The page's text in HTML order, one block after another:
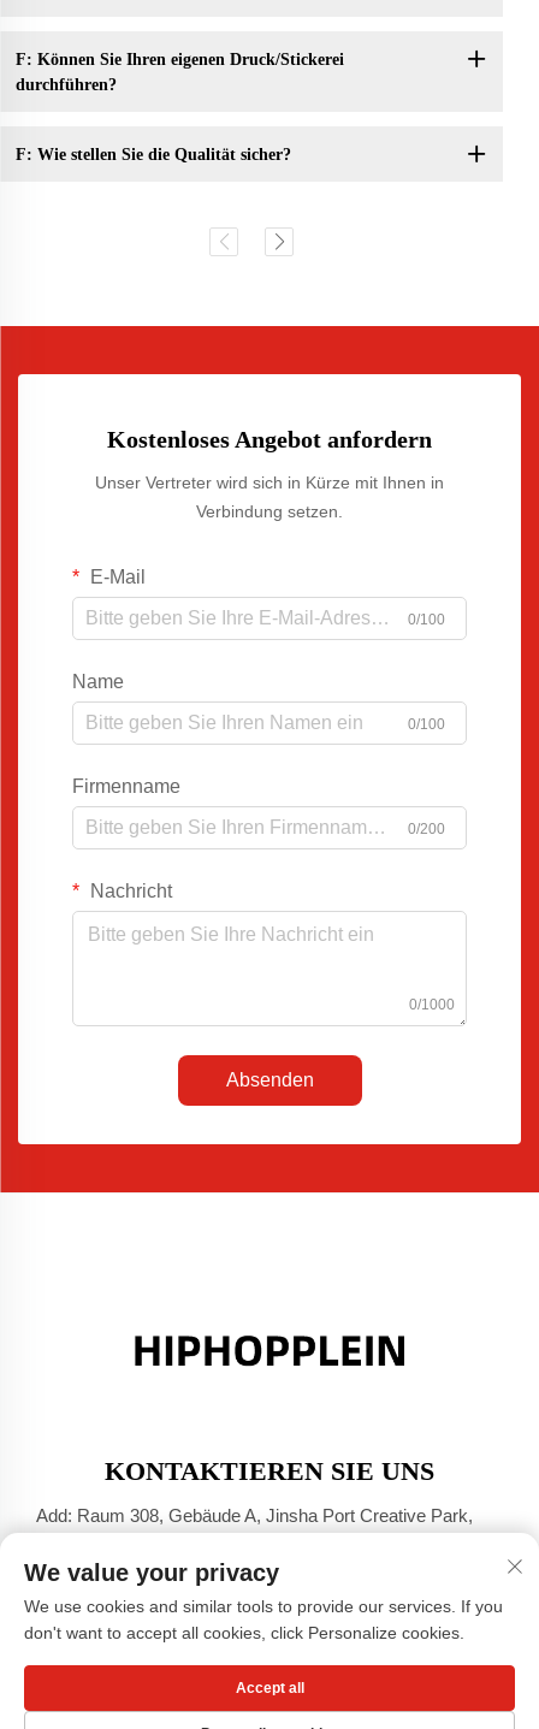
F: Können Sie Ihren eigenen Druck/Stickerei
durchführen?
F: Wie stellen Sie die Qualität sicher?
Kostenloses Angebot anfordern
Unser Vertreter wird sich in Kürze mit Ihnen in
Verbindung setzen.
E-Mail
0/100
Name
0/100
Firmenname
0/200
Nachricht
0/1000
Absenden
KONTAKTIEREN SIE UNS
Add: Raum 308, Gebäude A, Jinsha Port Creative Park,
Tel.: +86-17304049586
E-Mail:[email protected]
Copyright © Guangzhou Xiaohongshu Clothing Co., LTD -
We value your privacy
We use cookies and similar tools to provide our services. If you
don't want to accept all cookies, click Personalize cookies.
Accept all